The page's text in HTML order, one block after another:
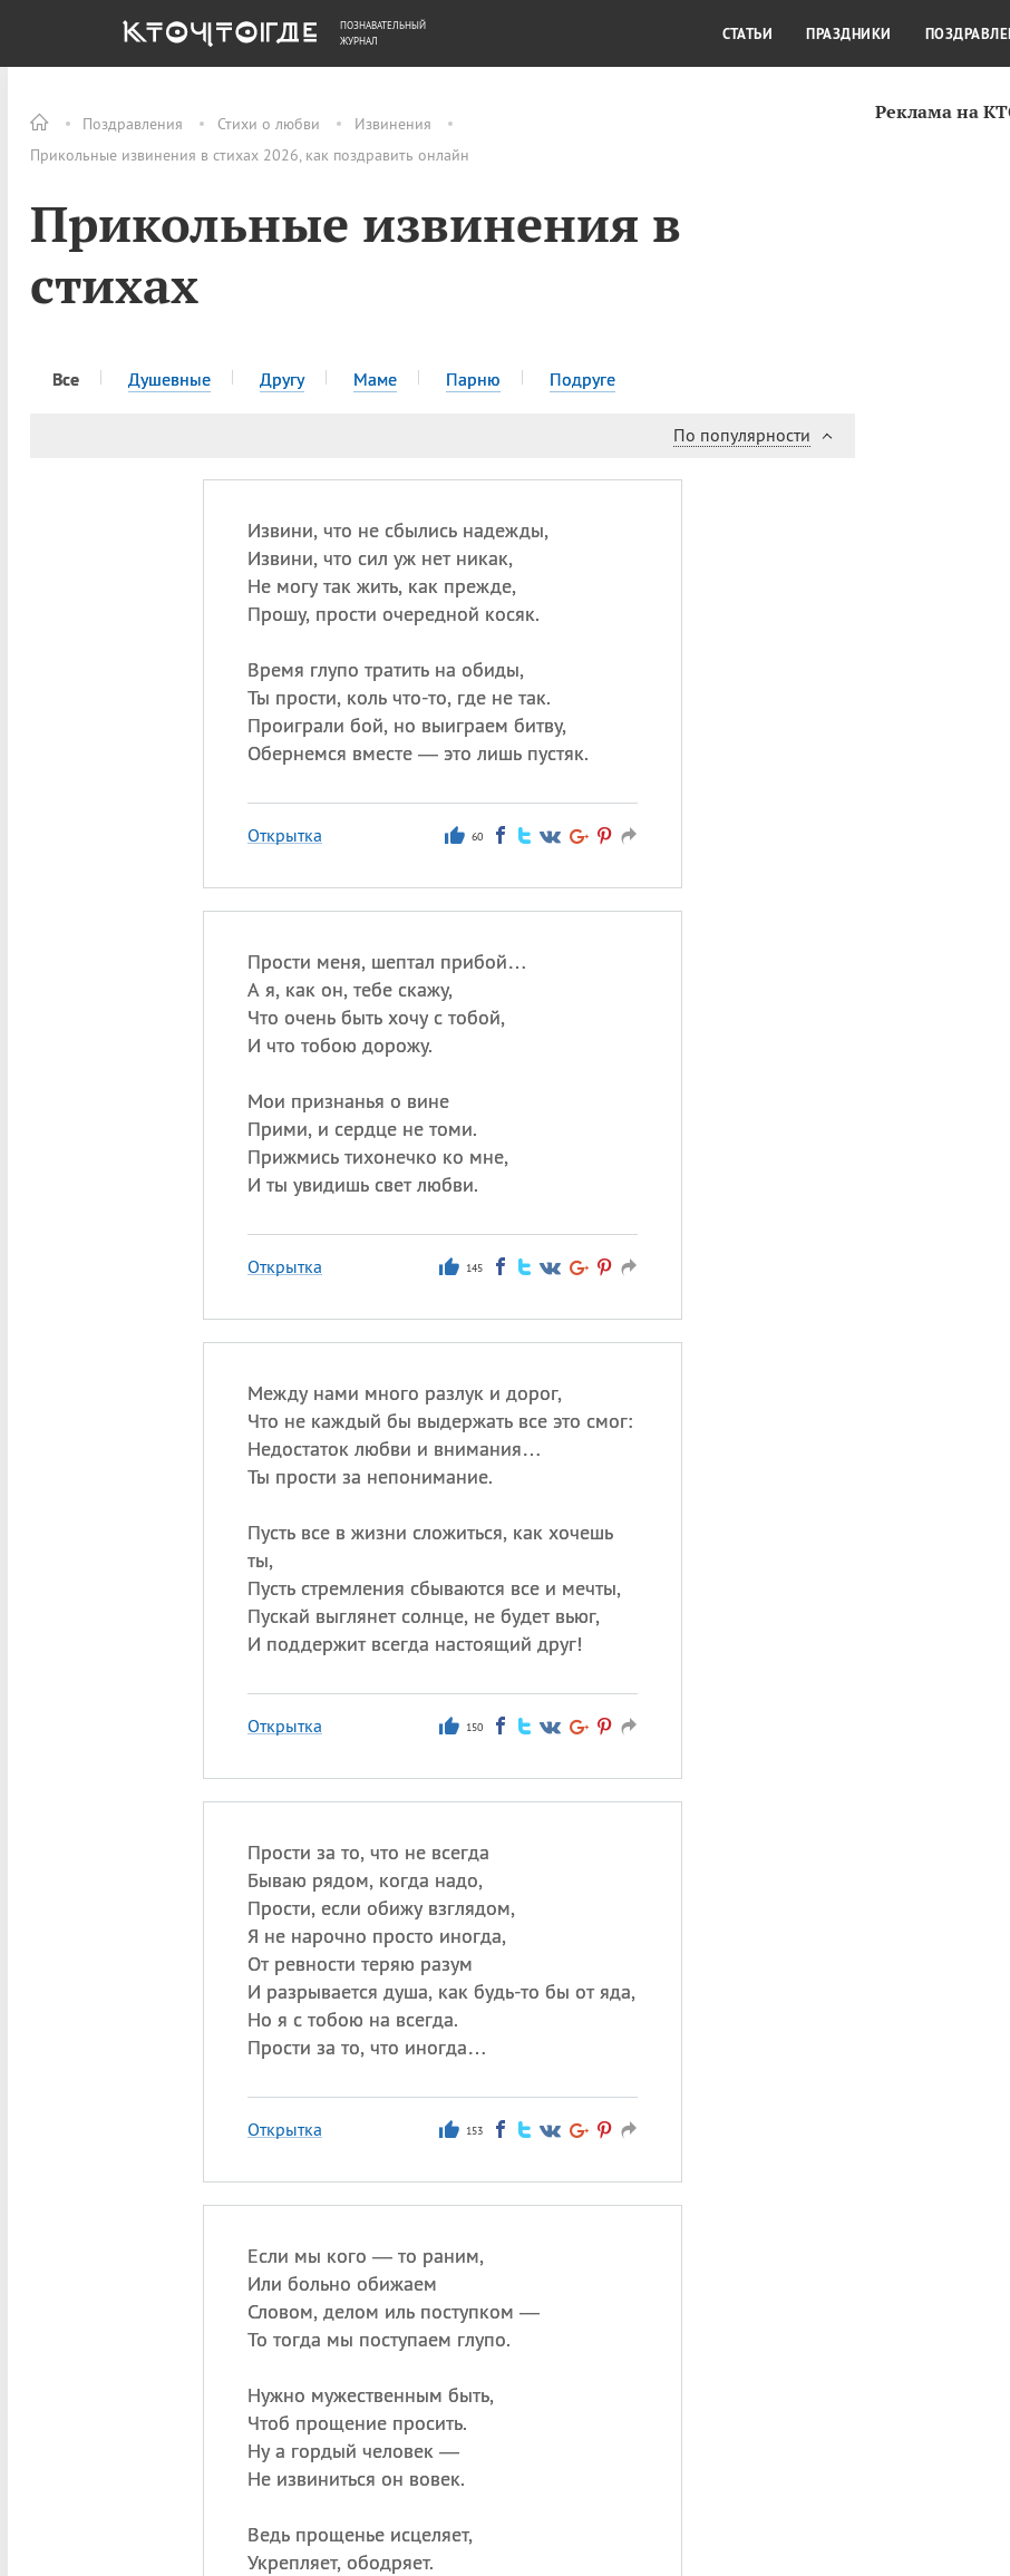
Поздравления Стихи о любви
Извинения
Прикольные извинения в стихах 2026, как поздравить онлайн
Прикольные извинения в
стихах
Все Душевные Другу Маме Парню Подруге
По популярности
Извини, что не сбылись надежды,
Извини, что сил уж нет никак,
Не могу так жить, как прежде,
Прошу, прости очередной косяк.
Время глупо тратить на обиды,
Ты прости, коль что-то, где не так.
Проиграли бой, но выиграем битву,
Обернемся вместе — это лишь пустяк.
Открытка 60
Прости меня, шептал прибой…
А я, как он, тебе скажу,
Что очень быть хочу с тобой,
И что тобою дорожу.
Мои признанья о вине
Прими, и сердце не томи.
Прижмись тихонечко ко мне,
И ты увидишь свет любви.
Открытка 145
Между нами много разлук и дорог,
Что не каждый бы выдержать все это смог:
Недостаток любви и внимания…
Ты прости за непонимание.
Пусть все в жизни сложиться, как хочешь
ты,
Пусть стремления сбываются все и мечты,
Пускай выглянет солнце, не будет вьюг,
И поддержит всегда настоящий друг!
Открытка 150
Прости за то, что не всегда
Бываю рядом, когда надо,
Прости, если обижу взглядом,
Я не нарочно просто иногда,
От ревности теряю разум
И разрывается душа, как будь-то бы от яда,
Но я с тобою на всегда.
Прости за то, что иногда…
Открытка 153
Если мы кого — то раним,
Или больно обижаем
Словом, делом иль поступком —
То тогда мы поступаем глупо.
Нужно мужественным быть,
Чтоб прощение просить.
Ну а гордый человек —
Не извиниться он вовек.
Ведь прощенье исцеляет,
Укрепляет, ободряет.
Реклама на
ОБЩЕСТВО ДЕНЬГИ КУЛЬТУРА
ПОЗНАВАТЕЛЬНЫЙ
ЖУРНАЛ
СТАТЬИ ПРАЗДНИКИ